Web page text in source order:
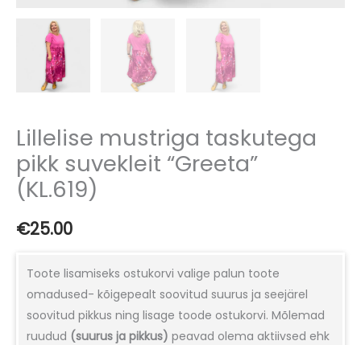
Lillelise mustriga taskutega
pikk suvekleit “Greeta”
(KL.619)
€25.00
Toote lisamiseks ostukorvi valige palun toote
omadused- kõigepealt soovitud suurus ja seejärel
soovitud pikkus ning lisage toode ostukorvi. Mõlemad
ruudud (suurus ja pikkus) peavad olema aktiivsed ehk